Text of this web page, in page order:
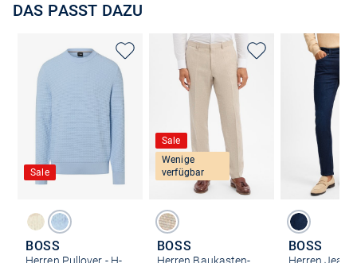
DAS PASST DAZU
Sale
BOSS
Sale
Wenige
verfügbar
BOSS BOSS